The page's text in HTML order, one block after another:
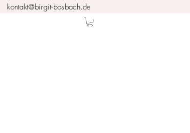
kontakt@birgit-bosbach.de